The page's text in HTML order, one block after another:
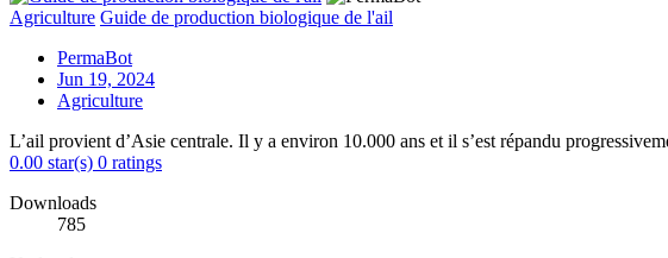
Agriculture Guide de production biologique de l'ail
PermaBot
Jun 19, 2024
Agriculture
L’ail provient d’Asie centrale. Il y a environ 10.000 ans et il s’est répandu
0.00 star(s) 0 ratings
Downloads
785